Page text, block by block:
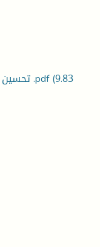
تحسين تسيير المخزون في إطار التسيير الرشيق .pdf(9.83